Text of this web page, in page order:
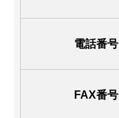
電話番号
FAX番号